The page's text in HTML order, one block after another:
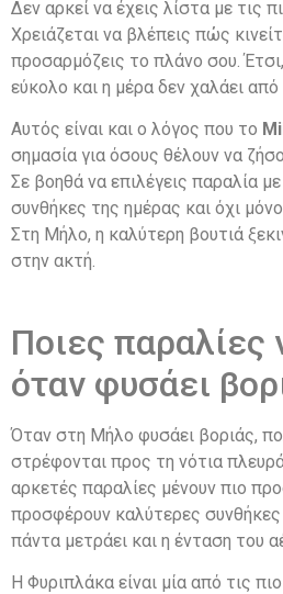
Δεν αρκεί να έχεις λίστα με τις
Χρειάζεται να βλέπεις πώς
προσαρμόζεις το πλάνο σου. Έτσι,
εύκολο και η μέρα δεν χαλάει από
Αυτός είναι και ο λόγος που το
σημασία για όσους θέλουν να
Σε βοηθά να επιλέγεις παραλία
συνθήκες της ημέρας και όχι
Στη Μήλο, η καλύτερη βουτιά
στην ακτή.
Ποιες παραλίες
όταν φυσάει
Όταν στη Μήλο φυσάει βοριάς,
στρέφονται προς τη νότια
αρκετές παραλίες μένουν πιο
προσφέρουν καλύτερες συνθήκες
πάντα μετράει και η ένταση του
Η Φυριπλάκα είναι μία από τις